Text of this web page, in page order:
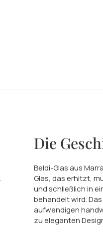
Die
Beldi-Glas aus
Glas, das erhitzt,
und schließlich in
behandelt wird.
aufwendigen
zu eleganten